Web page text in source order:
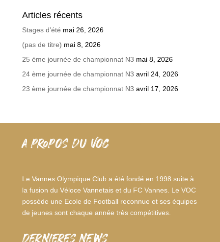
Articles récents
Stages d’été mai 26, 2026
(pas de titre) mai 8, 2026
25 ème journée de championnat N3 mai 8, 2026
24 ème journée de championnat N3 avril 24, 2026
23 ème journée de championnat N3 avril 17, 2026
A PROPOS DU VOC
Le Vannes Olympique Club a été fondé en 1998 suite à
la fusion du Véloce Vannetais et du FC Vannes. Le VOC
possède une Ecole de Football reconnue et ses équipes
de jeunes sont chaque année très compétitives.